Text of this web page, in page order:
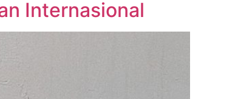
Internasional